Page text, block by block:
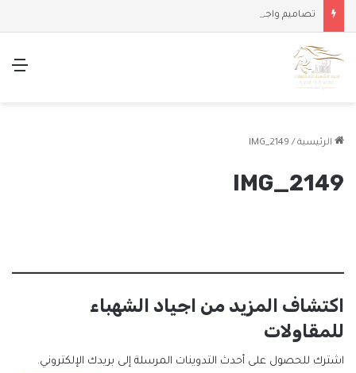
تصاميم واجهات وملاحق حديثة
الرئيسية /
IMG_2149
IMG_2149
اكتشاف المزيد من اجياد الشهباء
للمقاولات
اشترك للحصول على أحدث التدوينات المرسلة إلى بريدك الإلكتروني.